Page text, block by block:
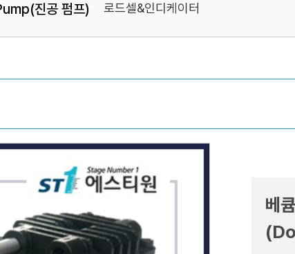
진공 펌프) 로드셀&인디케이터
베